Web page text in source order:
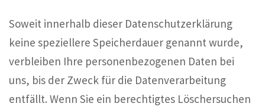
Soweit innerhalb dieser Datenschutzerklärung
keine speziellere Speicherdauer genannt wurde,
verbleiben Ihre personenbezogenen Daten bei
uns, bis der Zweck für die Datenverarbeitung
entfällt. Wenn Sie ein berechtigtes Löschersuchen